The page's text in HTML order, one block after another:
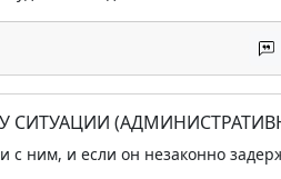
СИТУАЦИИ
ним, и если он незаконно